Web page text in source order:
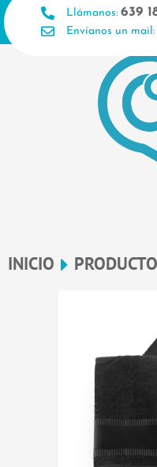
Ir
al
contenido
Llámanos: 639
Envíanos un mail:
INICIO